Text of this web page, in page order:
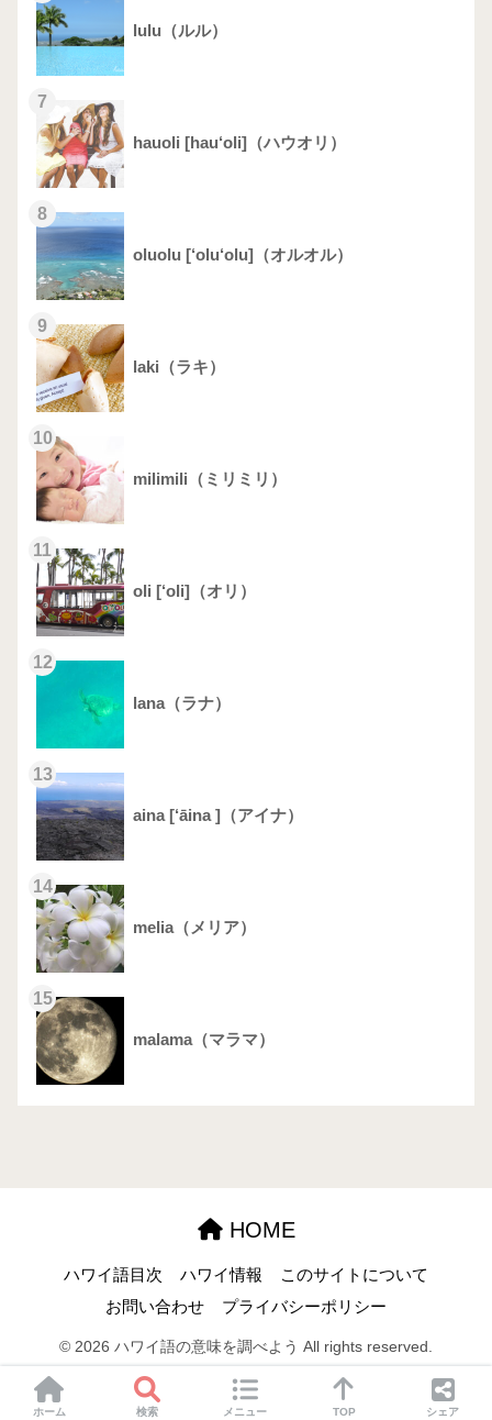
lulu（ルル）
7
hauoli [hau‘oli]（ハウオリ）
8
oluolu [‘olu‘olu]（オルオル）
9
laki（ラキ）
10
milimili（ミリミリ）
11
oli [‘oli]（オリ）
12
lana（ラナ）
13
aina [‘āina ]（アイナ）
14
melia（メリア）
15
malama（マラマ）
HOME
ハワイ語目次 ハワイ情報
このサイトについて
お問い合わせ
プライバシーポリシー
© 2026 ハワイ語の意味を調べよう All rights reserved.
ホーム 検索 メニュー TOP シェア